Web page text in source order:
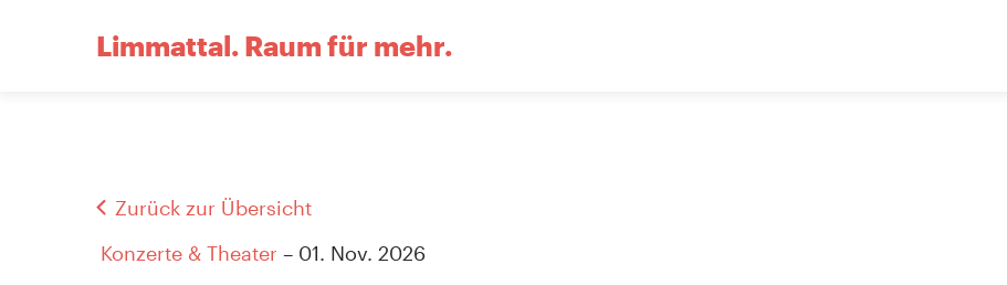
Limmattal. Raum für mehr.
Zurück zur Übersicht
Konzerte & Theater – 01. Nov. 2026